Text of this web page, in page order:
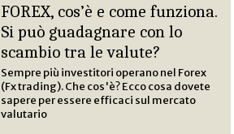
FOREX, cos’è e come funziona.
Si può guadagnare con lo
scambio tra le valute?
Sempre più investitori operano nel Forex
(Fx trading). Che cos'è? Ecco cosa dovete
sapere per essere efficaci sul mercato
valutario